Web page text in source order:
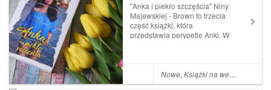
"Anka i piekło szczęścia" Niny
Majewskiej - Brown to trzecia
część książki, która
przedstawia perypetie Anki. W
znała tylko z ekranu
komputera. Jest nim tak
Nowe,Książki na weekend